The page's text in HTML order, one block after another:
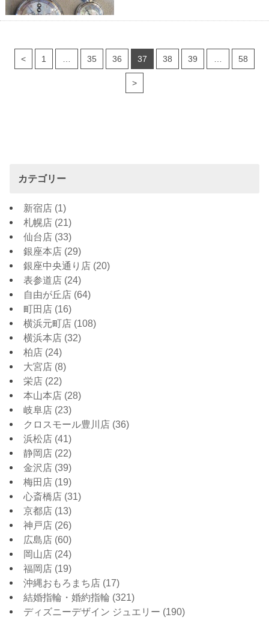
< 1 35 36 37 38 39 58
>
カテゴリー
新宿店 (1)
札幌店 (21)
仙台店 (33)
銀座本店 (29)
銀座中央通り店 (20)
表参道店 (24)
自由が丘店 (64)
町田店 (16)
横浜元町店 (108)
横浜本店 (32)
柏店 (24)
大宮店 (8)
栄店 (22)
本山本店 (28)
岐阜店 (23)
クロスモール豊川店 (36)
浜松店 (41)
静岡店 (22)
金沢店 (39)
梅田店 (19)
心斎橋店 (31)
京都店 (13)
神戸店 (26)
広島店 (60)
岡山店 (24)
福岡店 (19)
沖縄おもろまち店 (17)
結婚指輪・婚約指輪 (321)
ディズニーデザイン ジュエリー (190)